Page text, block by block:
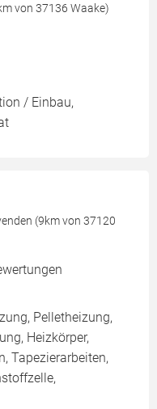
von 37136 Waake)
/ Einbau,
(9km von 37120
Pelletheizung,
Heizkörper,
Tapezierarbeiten,